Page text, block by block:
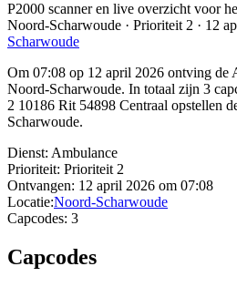
P2000 scanner en live overzicht voor
Noord-Scharwoude · Prioriteit 2 · 12
Scharwoude
Om 07:08 op 12 april 2026 ontving de
Noord-Scharwoude. In totaal zijn 3
2 10186 Rit 54898 Centraal opstellen
Scharwoude.
Dienst: Ambulance
Prioriteit: Prioriteit 2
Ontvangen: 12 april 2026 om 07:08
Locatie:Noord-Scharwoude
Capcodes: 3
Capcodes